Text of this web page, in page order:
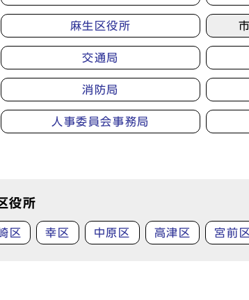
麻生区役所
交通局
消防局
人事委員会事務局
役所
区 幸区 中原区 高津区 宮前区